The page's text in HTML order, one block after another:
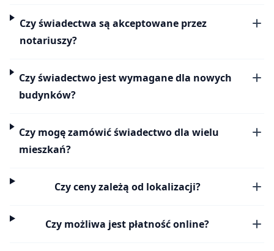
Czy świadectwa są akceptowane przez
notariuszy?
Czy świadectwo jest wymagane dla nowych
budynków?
Czy mogę zamówić świadectwo dla wielu
mieszkań?
Czy ceny zależą od lokalizacji?
Czy możliwa jest płatność online?